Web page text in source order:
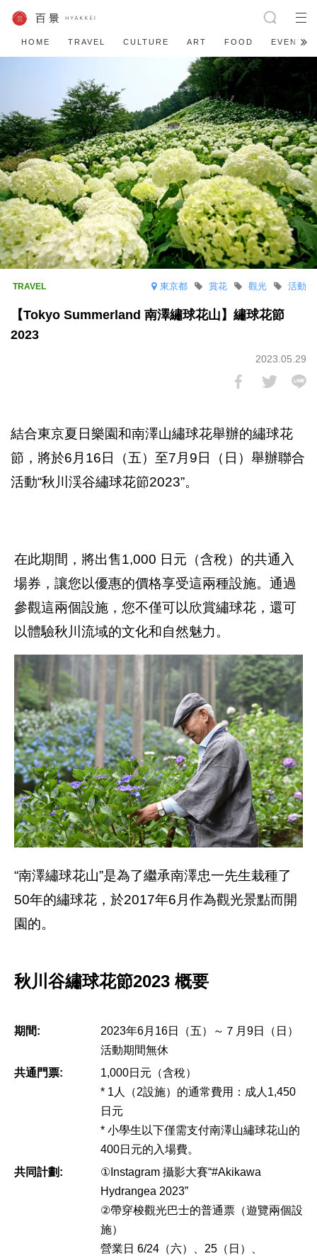
HOME TRAVEL CULTURE ART FOOD EVENT
東京都 活動
觀光
賞花
【Tokyo Summerland 南澤繡球花山】繡球花節
2023
2023.05.29
結合東京夏日樂園和南澤山繡球花舉辦的繡球花
節，將於6月16日（五）至7月9日（日）舉辦聯合
活動“秋川渓谷繡球花節2023”。
在此期間，將出售1,000 日元（含稅）的共通入
場券，讓您以優惠的價格享受這兩種設施。通過
參觀這兩個設施，您不僅可以欣賞繡球花，還可
以體驗秋川流域的文化和自然魅力。
“南澤繡球花山”是為了繼承南澤忠一先生栽種了
50年的繡球花，於2017年6月作為觀光景點而開
園的。
秋川谷繡球花節2023 概要
期間:
2023年6月16日（五）～７月9日（日）
活動期間無休
共通門票:
1,000日元（含稅）
* 1人（2設施）的通常費用：成人1,450
日元
* 小學生以下僅需支付南澤山繡球花山的
400日元的入場費。
共同計劃:
①Instagram 攝影大賽“#Akikawa
Hydrangea 2023”
②帶穿梭觀光巴士的普通票（遊覽兩個設
施）
營業日 6/24（六）、25（日）、